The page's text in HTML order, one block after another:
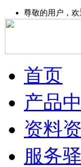
尊敬的用户，欢
首页
产品
资料
服务